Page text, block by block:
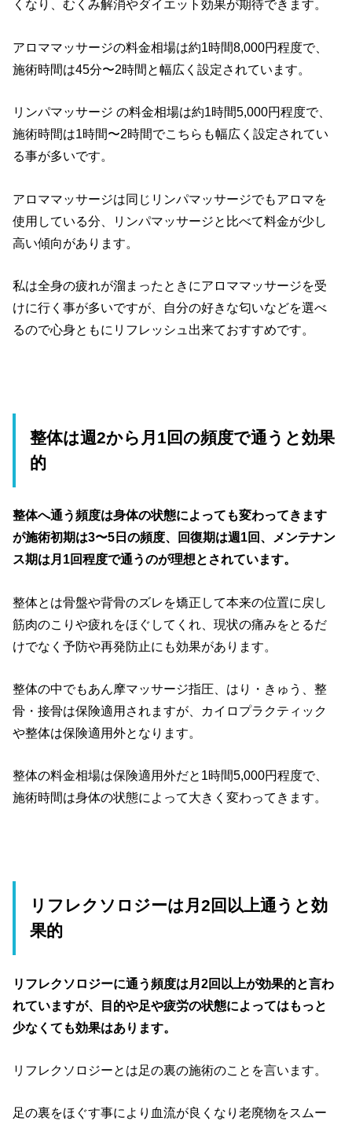
くなり、むくみ解消やダイエット効果が期待できます。
アロママッサージの料金相場は約1時間8,000円程度で、
施術時間は45分〜2時間と幅広く設定されています。
リンパマッサージ の料金相場は約1時間5,000円程度で、
施術時間は1時間〜2時間でこちらも幅広く設定されてい
る事が多いです。
アロママッサージは同じリンパマッサージでもアロマを
使用している分、リンパマッサージと比べて料金が少し
高い傾向があります。
私は全身の疲れが溜まったときにアロママッサージを受
けに行く事が多いですが、自分の好きな匂いなどを選べ
るので心身ともにリフレッシュ出来ておすすめです。
整体は週2から月1回の頻度で通うと効果
的
整体へ通う頻度は身体の状態によっても変わってきます
が施術初期は3〜5日の頻度、回復期は週1回、メンテナン
ス期は月1回程度で通うのが理想とされています。
整体とは骨盤や背骨のズレを矯正して本来の位置に戻し
筋肉のこりや疲れをほぐしてくれ、現状の痛みをとるだ
けでなく予防や再発防止にも効果があります。
整体の中でもあん摩マッサージ指圧、はり・きゅう、整
骨・接骨は保険適用されますが、カイロプラクティック
や整体は保険適用外となります。
整体の料金相場は保険適用外だと1時間5,000円程度で、
施術時間は身体の状態によって大きく変わってきます。
リフレクソロジーは月2回以上通うと効
果的
リフレクソロジーに通う頻度は月2回以上が効果的と言わ
れていますが、目的や足や疲労の状態によってはもっと
少なくても効果はあります。
リフレクソロジーとは足の裏の施術のことを言います。
足の裏をほぐす事により血流が良くなり老廃物をスムー